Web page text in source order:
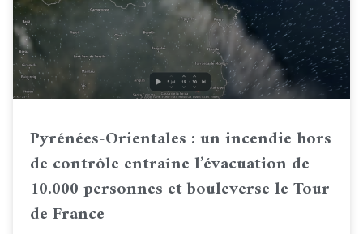
Pyrénées-Orientales : un incendie hors
de contrôle entraîne l’évacuation de
10.000 personnes et bouleverse le Tour
de France